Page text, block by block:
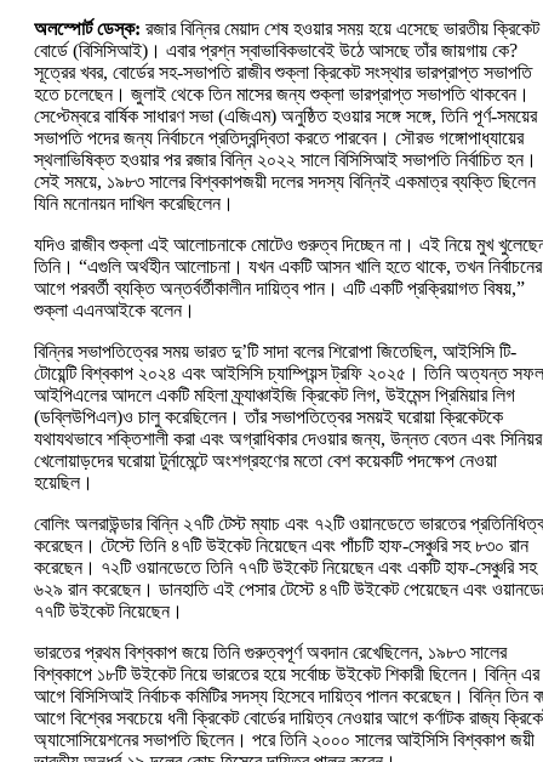
অলস্পোর্ট ডেস্ক: রজার বিন্নির মেয়াদ শেষ হওয়ার সময় হয়ে এসেছে ভারতীয় ক্রিকেট
বোর্ডে (বিসিসিআই)। এবার প্রশ্ন স্বাভাবিকভাবেই উঠে আসছে তাঁর জায়গায় কে?
সূত্রের খবর, বোর্ডের সহ-সভাপতি রাজীব শুক্লা ক্রিকেট সংস্থার ভারপ্রাপ্ত সভাপতি
হতে চলেছেন। জুলাই থেকে তিন মাসের জন্য শুক্লা ভারপ্রাপ্ত সভাপতি থাকবেন।
সেপ্টেম্বরে বার্ষিক সাধারণ সভা (এজিএম) অনুষ্ঠিত হওয়ার সঙ্গে সঙ্গে, তিনি পূর্ণ-সময়ের
সভাপতি পদের জন্য নির্বাচনে প্রতিদ্বন্দ্বিতা করতে পারবেন। সৌরভ গঙ্গোপাধ্যায়ের
স্থলাভিষিক্ত হওয়ার পর রজার বিন্নি ২০২২ সালে বিসিসিআই সভাপতি নির্বাচিত হন।
সেই সময়ে, ১৯৮৩ সালের বিশ্বকাপজয়ী দলের সদস্য বিন্নিই একমাত্র ব্যক্তি ছিলেন
যিনি মনোনয়ন দাখিল করেছিলেন।
যদিও রাজীব শুক্লা এই আলোচনাকে মোটেও গুরুত্ব দিচ্ছেন না। এই নিয়ে মুখ
তিনি। “এগুলি অর্থহীন আলোচনা। যখন একটি আসন খালি হতে থাকে, তখন নির্বাচনের
আগে পরবর্তী ব্যক্তি অন্তর্বর্তীকালীন দায়িত্ব পান। এটি একটি প্রক্রিয়াগত বিষয়,”
শুক্লা এএনআইকে বলেন।
বিন্নির সভাপতিত্বের সময় ভারত দু’টি সাদা বলের শিরোপা জিতেছিল, আইসিসি টি-
টোয়েন্টি বিশ্বকাপ ২০২৪ এবং আইসিসি চ্যাম্পিয়ন্স ট্রফি ২০২৫। তিনি অত্যন্ত সফল
আইপিএলের আদলে একটি মহিলা ফ্র্যাঞ্চাইজি ক্রিকেট লিগ, উইমেন্স প্রিমিয়ার লিগ
(ডব্লিউপিএল)ও চালু করেছিলেন। তাঁর সভাপতিত্বের সময়ই ঘরোয়া ক্রিকেটকে
যথাযথভাবে শক্তিশালী করা এবং অগ্রাধিকার দেওয়ার জন্য, উন্নত বেতন এবং সিনিয়র
খেলোয়াড়দের ঘরোয়া টুর্নামেন্টে অংশগ্রহণের মতো বেশ কয়েকটি পদক্ষেপ নেওয়া
হয়েছিল।
বোলিং অলরাউন্ডার বিন্নি ২৭টি টেস্ট ম্যাচ এবং ৭২টি ওয়ানডেতে ভারতের প্রতিনিধিত্ব
করেছেন। টেস্টে তিনি ৪৭টি উইকেট নিয়েছেন এবং পাঁচটি হাফ-সেঞ্চুরি সহ ৮৩০ রান
করেছেন। ৭২টি ওয়ানডেতে তিনি ৭৭টি উইকেট নিয়েছেন এবং একটি হাফ-সেঞ্চুরি সহ
৬২৯ রান করেছেন। ডানহাতি এই পেসার টেস্টে ৪৭টি উইকেট পেয়েছেন এবং
৭৭টি উইকেট নিয়েছেন।
ভারতের প্রথম বিশ্বকাপ জয়ে তিনি গুরুত্বপূর্ণ অবদান রেখেছিলেন, ১৯৮৩ সালের
বিশ্বকাপে ১৮টি উইকেট নিয়ে ভারতের হয়ে সর্বোচ্চ উইকেট শিকারী ছিলেন। বিন্নি এর
আগে বিসিসিআই নির্বাচক কমিটির সদস্য হিসেবে দায়িত্ব পালন করেছেন। বিন্নি তিন
আগে বিশ্বের সবচেয়ে ধনী ক্রিকেট বোর্ডের দায়িত্ব নেওয়ার আগে কর্ণাটক রাজ্য
অ্যাসোসিয়েশনের সভাপতি ছিলেন। পরে তিনি ২০০০ সালের আইসিসি বিশ্বকাপ জয়ী